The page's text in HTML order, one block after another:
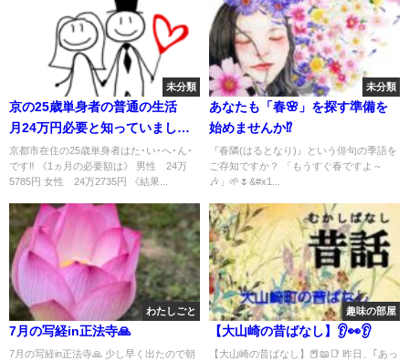
未分類
京の25歳単身者の普通の生活
月24万円必要と知っていまし
た？(総評試算) 京都新聞より
京都市在住の25歳単身者はた･い･へ･ん･
です‼ 《1ヵ月の必要額は》 男性 24万
5785円 女性 24万2735円 《結果...
未分類
あなたも「春🌸」を探す準備を
始めませんか⁉️
『春隣(はるとなり)』という俳句の季語を
ご存知ですか？ 「もうすぐ春ですよ～
🎶」🌱🌷&#x1...
わたしごと
7月の写経in正法寺🙏
7月の写経in正法寺🙏 少し早く出たので朝
趣味の部屋
【大山崎の昔ばなし】👂👀👂
【大山崎の昔ばなし】📕📖📑 昨日、｢あっ